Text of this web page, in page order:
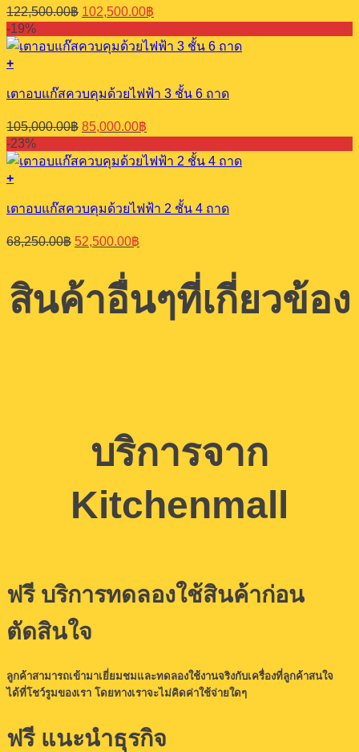
122,500.00฿ Original
price
was:
122,500.00฿.
102,500.00฿
price
is:
102,500.00฿.
-19%
+
เตาอบแก๊สควบคุมด้วยไฟฟ้า 3 ชั้น 6 ถาด
105,000.00฿ Original
price
was:
105,000.00฿.
85,000.00฿
price
is:
85,000.00฿.
-23%
+
เตาอบแก๊สควบคุมด้วยไฟฟ้า 2 ชั้น 4 ถาด
68,250.00฿ Original
price
68,250.00฿.
52,500.00฿
price
52,500.00฿.
สินค้าอื่นๆที่เกี่ยวข้อง
บริการจาก
Kitchenmall
ฟรี บริการทดลองใช้สินค้าก่อน
ตัดสินใจ
ลูกค้าสามารถเข้ามาเยี่ยมชมและทดลองใช้งานจริงกับเครื่องที่ลูกค้าสนใจ
ได้ที่โชว์รูมของเรา โดยทางเราจะไม่คิดค่าใช้จ่ายใดๆ
ฟรี แนะนำธุรกิจ